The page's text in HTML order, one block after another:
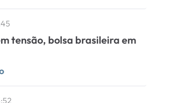
tensão, bolsa brasileira em